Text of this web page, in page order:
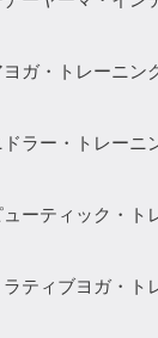
ガ・トレーニン
ラー・トレーニ
ーティック・ト
ティブヨガ・ト